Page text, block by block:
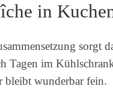
in
sorgt
Tagen im
bleibt wunderbar fein.